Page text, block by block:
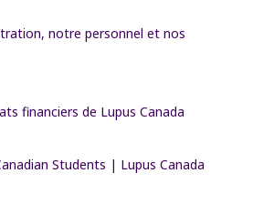
notre personnel et nos
financiers de Lupus Canada
Students | Lupus Canada